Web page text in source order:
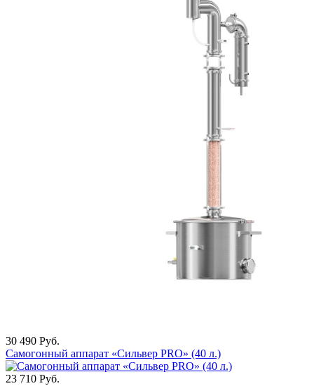
30 490 Руб.
Самогонный аппарат «Сильвер PRO» (40 л.)
23 710 Руб.